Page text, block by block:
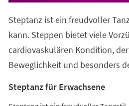
Steptanz ist ein freudvoller
kann. Steppen bietet viele
cardiovaskulären Kondition,
Beweglichkeit und besonders
Steptanz für Erwachsene